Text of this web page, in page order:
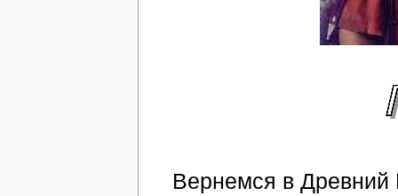
Вернемся в Древний